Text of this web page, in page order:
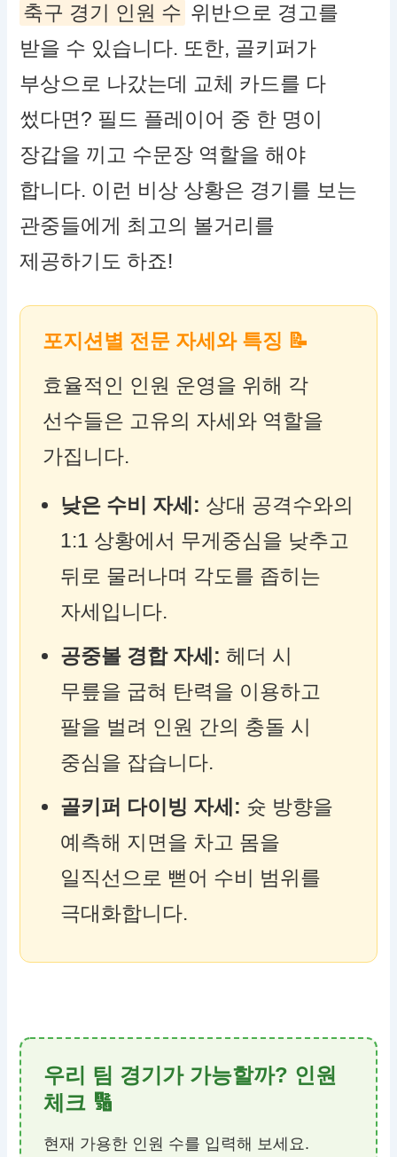
축구 경기 인원 수 위반으로 경고를
받을 수 있습니다. 또한, 골키퍼가
부상으로 나갔는데 교체 카드를 다
썼다면? 필드 플레이어 중 한 명이
장갑을 끼고 수문장 역할을 해야
합니다. 이런 비상 상황은 경기를 보는
관중들에게 최고의 볼거리를
제공하기도 하죠!
포지션별 전문 자세와 특징 📝
효율적인 인원 운영을 위해 각
선수들은 고유의 자세와 역할을
가집니다.
낮은 수비 자세: 상대 공격수와의
1:1 상황에서 무게중심을 낮추고
뒤로 물러나며 각도를 좁히는
자세입니다.
공중볼 경합 자세: 헤더 시
무릎을 굽혀 탄력을 이용하고
팔을 벌려 인원 간의 충돌 시
중심을 잡습니다.
골키퍼 다이빙 자세: 슛 방향을
예측해 지면을 차고 몸을
일직선으로 뻗어 수비 범위를
극대화합니다.
우리 팀 경기가 가능할까? 인원
체크 🔢
현재 가용한 인원 수를 입력해 보세요.